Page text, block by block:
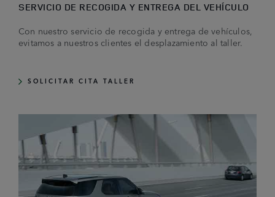
SERVICIO DE RECOGIDA Y ENTREGA DEL VEHÍCULO
Con nuestro servicio de recogida y entrega de vehículos,
evitamos a nuestros clientes el desplazamiento al taller.
SOLICITAR CITA TALLER